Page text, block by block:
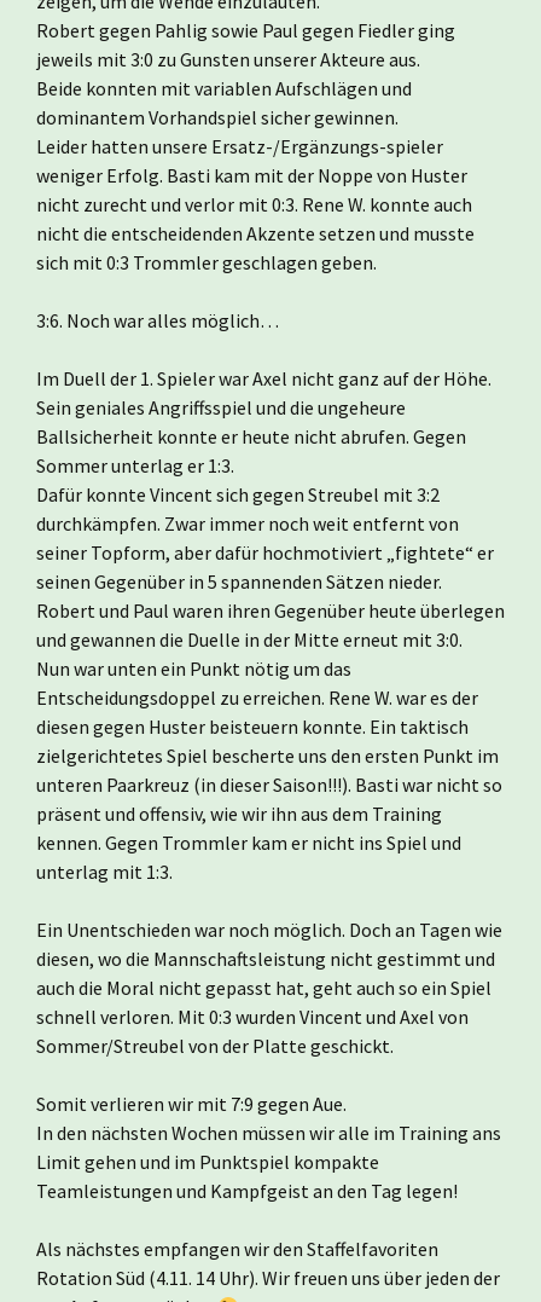
Robert gegen Pahlig sowie Paul gegen Fiedler ging
jeweils mit 3:0 zu Gunsten unserer Akteure aus.
Beide konnten mit variablen Aufschlägen und
dominantem Vorhandspiel sicher gewinnen.
Leider hatten unsere Ersatz-/Ergänzungs-spieler
weniger Erfolg. Basti kam mit der Noppe von Huster
nicht zurecht und verlor mit 0:3. Rene W. konnte auch
nicht die entscheidenden Akzente setzen und musste
sich mit 0:3 Trommler geschlagen geben.
3:6. Noch war alles möglich…
Im Duell der 1. Spieler war Axel nicht ganz auf der Höhe.
Sein geniales Angriffsspiel und die ungeheure
Ballsicherheit konnte er heute nicht abrufen. Gegen
Sommer unterlag er 1:3.
Dafür konnte Vincent sich gegen Streubel mit 3:2
durchkämpfen. Zwar immer noch weit entfernt von
seiner Topform, aber dafür hochmotiviert „fightete“ er
seinen Gegenüber in 5 spannenden Sätzen nieder.
Robert und Paul waren ihren Gegenüber heute überlegen
und gewannen die Duelle in der Mitte erneut mit 3:0.
Nun war unten ein Punkt nötig um das
Entscheidungsdoppel zu erreichen. Rene W. war es der
diesen gegen Huster beisteuern konnte. Ein taktisch
zielgerichtetes Spiel bescherte uns den ersten Punkt im
unteren Paarkreuz (in dieser Saison!!!). Basti war nicht so
präsent und offensiv, wie wir ihn aus dem Training
kennen. Gegen Trommler kam er nicht ins Spiel und
unterlag mit 1:3.
Ein Unentschieden war noch möglich. Doch an Tagen wie
diesen, wo die Mannschaftsleistung nicht gestimmt und
auch die Moral nicht gepasst hat, geht auch so ein Spiel
schnell verloren. Mit 0:3 wurden Vincent und Axel von
Sommer/Streubel von der Platte geschickt.
Somit verlieren wir mit 7:9 gegen Aue.
In den nächsten Wochen müssen wir alle im Training ans
Limit gehen und im Punktspiel kompakte
Teamleistungen und Kampfgeist an den Tag legen!
Als nächstes empfangen wir den Staffelfavoriten
Rotation Süd (4.11. 14 Uhr). Wir freuen uns über jeden der